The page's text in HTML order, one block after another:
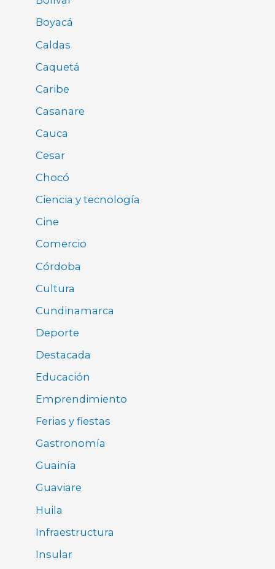
Boyacá
Caldas
Caquetá
Caribe
Casanare
Cauca
Cesar
Chocó
Ciencia y tecnología
Cine
Comercio
Córdoba
Cultura
Cundinamarca
Deporte
Destacada
Educación
Emprendimiento
Ferias y fiestas
Gastronomía
Guainía
Guaviare
Huila
Infraestructura
Insular